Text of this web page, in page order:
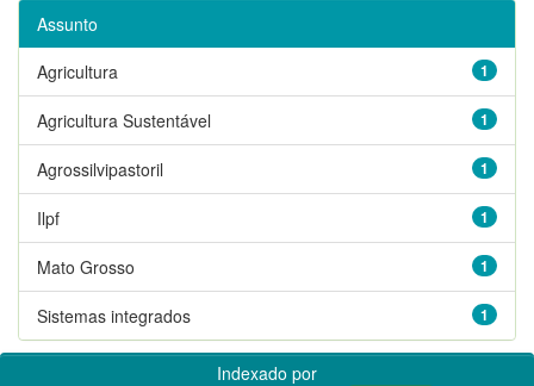
Assunto
1
Agricultura
1
Agricultura Sustentável
1
Agrossilvipastoril
1
Ilpf
1
Mato Grosso
1
Sistemas integrados
Indexado por